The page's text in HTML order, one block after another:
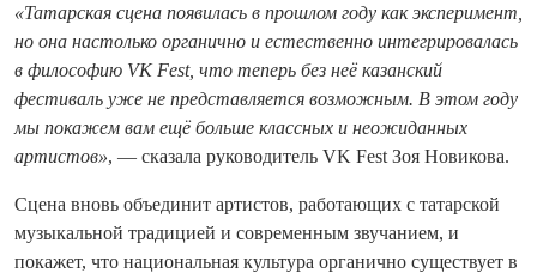
«Татарская сцена появилась в прошлом году как эксперимент,
но она настолько органично и естественно интегрировалась
в философию VK Fest, что теперь без неё казанский
фестиваль уже не представляется возможным. В этом году
мы покажем вам ещё больше классных и неожиданных
артистов», — сказала руководитель VK Fest Зоя Новикова.
Сцена вновь объединит артистов, работающих с татарской
музыкальной традицией и современным звучанием, и
покажет, что национальная культура органично существует в